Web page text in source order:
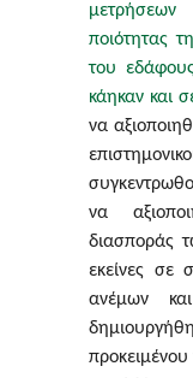
ποιότητας
του
κάηκαν και
να
να
διασποράς
εκείνες σε
ανέμων